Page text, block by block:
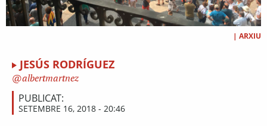
| ARXIU
JESÚS RODRÍGUEZ
albertmartnez
PUBLICAT:
SETEMBRE 16, 2018 - 20:46